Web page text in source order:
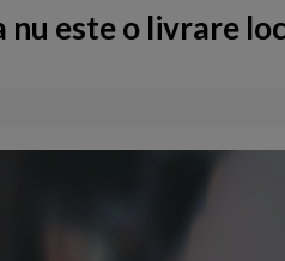
este o livrare